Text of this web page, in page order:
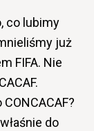
co lubimy
już
FIFA. Nie
do